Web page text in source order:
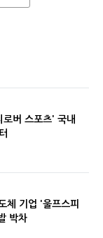
버 스포츠' 국내
체 기업 '울프스피
박차